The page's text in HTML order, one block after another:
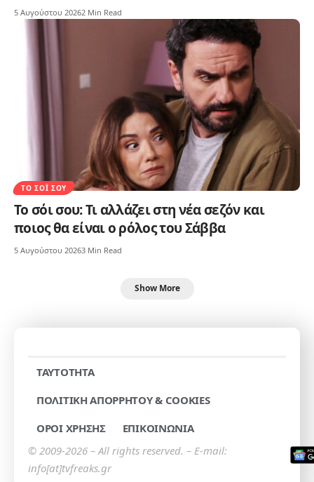
5 Αυγούστου 20262 Min Read
ΤΟ ΣΌΙ ΣΟΥ
Το σόι σου: Τι αλλάζει στη νέα σεζόν και
ποιος θα είναι ο ρόλος του Σάββα
5 Αυγούστου 20263 Min Read
Show More
TAYTOTHTA
ΠΟΛΙΤΙΚΗ ΑΠΟΡΡΗΤΟΥ & COOKIES
ΟΡΟΙ ΧΡΗΣΗΣ
ΕΠΙΚΟΙΝΩΝΙΑ
© 2009-2026 – All rights reserved. – E-mail:
info[at]tvfreaks.gr